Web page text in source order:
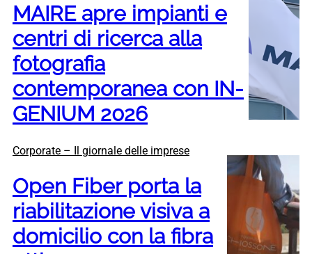
MAIRE apre impianti e
centri di ricerca alla
fotografia
contemporanea con IN-
GENIUM 2026
Corporate – Il giornale delle imprese
Open Fiber porta la
riabilitazione visiva a
domicilio con la fibra